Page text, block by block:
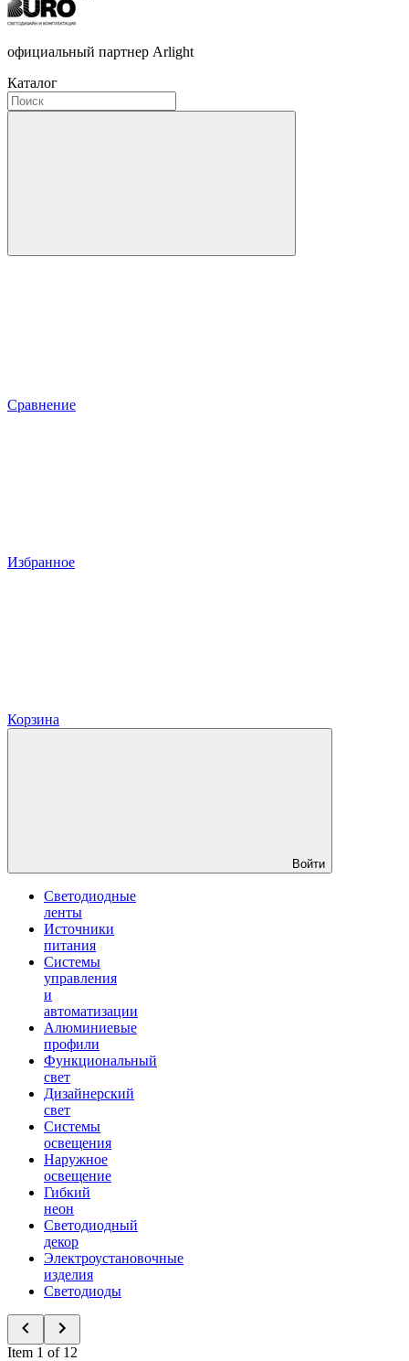
официальный партнер Arlight
Каталог
Сравнение
Избранное
Корзина
Войти
Светодиодные
ленты
Источники
питания
Системы
управления
и
автоматизации
Алюминиевые
профили
Функциональный
свет
Дизайнерский
свет
Системы
освещения
Наружное
освещение
Гибкий
неон
Светодиодный
декор
Электроустановочные
изделия
Светодиоды
Item 1 of 12